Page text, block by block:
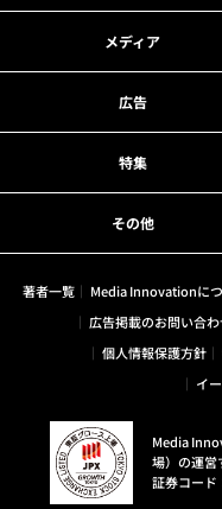
メディア
広告
特集
その他
著者一覧 Media Innovationに
広告掲載のお問い合
個人情報保護方針
イ
Media
場）の運営
証券コード